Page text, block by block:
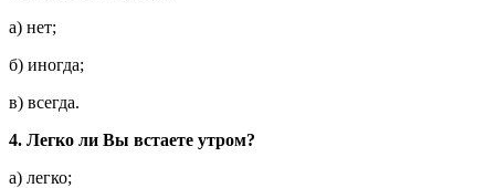
а) нет;
б) иногда;
в) всегда.
4. Легко ли Вы встаете утром?
а) легко;